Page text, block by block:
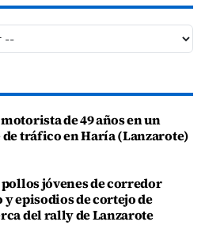
de 49 años en un
tráfico en Haría (Lanzarote)
jóvenes de corredor
episodios de cortejo de
del rally de Lanzarote